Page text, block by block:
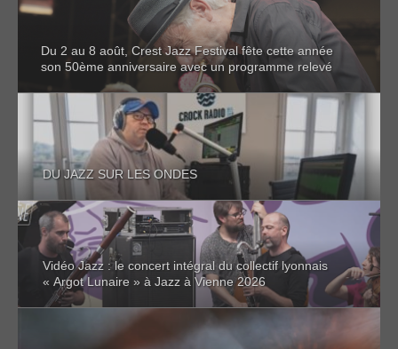
Du 2 au 8 août, Crest Jazz Festival fête cette année
son 50ème anniversaire avec un programme relevé
DU JAZZ SUR LES ONDES
Vidéo Jazz : le concert intégral du collectif lyonnais
« Argot Lunaire » à Jazz à Vienne 2026